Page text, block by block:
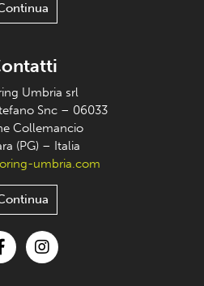
Umbria srl
Snc – 06033
Collemancio
(PG) – Italia
umbria.com